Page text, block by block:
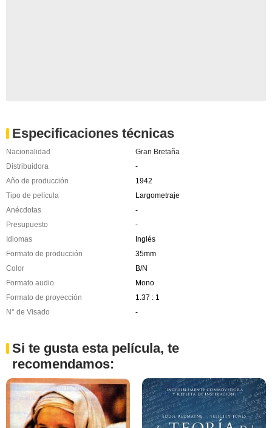
Especificaciones técnicas
Nacionalidad
Gran Bretaña
Distribuidora
-
Año de producción
1942
Tipo de película
Largometraje
Anécdotas
-
Presupuesto
-
Idiomas
Inglés
Formato de producción
35mm
Color
B/N
Formato audio
Mono
Formato de proyección
1.37 : 1
N° de Visado
-
Si te gusta esta película, te
recomendamos: